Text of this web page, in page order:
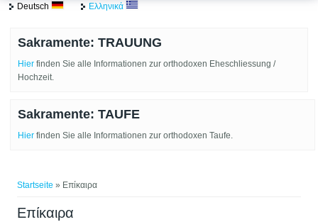
Deutsch Ελληνικά
Sakramente: TRAUUNG
Hier finden Sie alle Informationen zur orthodoxen Eheschliessung /
Hochzeit.
Sakramente: TAUFE
Hier finden Sie alle Informationen zur orthodoxen Taufe.
Startseite » Επίκαιρα
Επίκαιρα